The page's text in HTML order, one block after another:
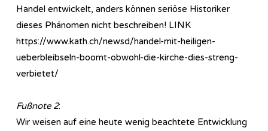
Handel entwickelt, anders können seriöse Historiker
dieses Phänomen nicht beschreiben! LINK
https://www.kath.ch/newsd/handel-mit-heiligen-
ueberbleibseln-boomt-obwohl-die-kirche-dies-streng-
verbietet/
Fußnote 2:
Wir weisen auf eine heute wenig beachtete Entwicklung